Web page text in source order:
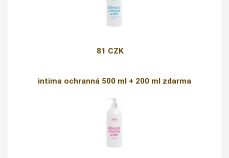
81 CZK
intima ochranná 500 ml + 200 ml zdarma